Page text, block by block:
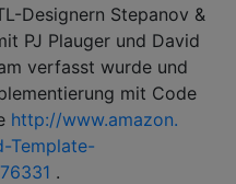
Designern Stepanov &
PJ Plauger und David
verfasst wurde und
mit Code
http://www.amazon.
Template-
.